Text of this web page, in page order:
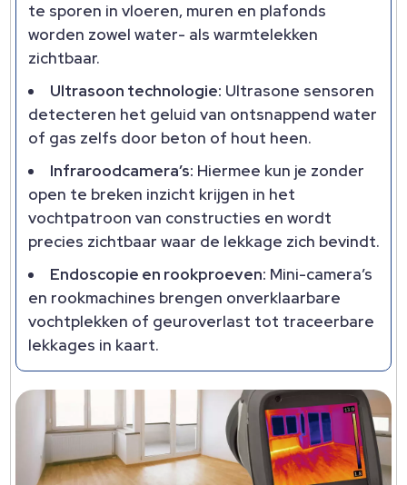
te sporen in vloeren, muren en plafonds
worden zowel water- als warmtelekken
zichtbaar.​
Ultrasoon technologie: Ultrasone sensoren
detecteren het geluid van ontsnappend water
of gas zelfs door beton of hout heen.​
Infraroodcamera’s: Hiermee kun je zonder
open te breken inzicht krijgen in het
vochtpatroon van constructies en wordt
precies zichtbaar waar de lekkage zich bevindt.​
Endoscopie en rookproeven: Mini-camera’s
en rookmachines brengen onverklaarbare
vochtplekken of geuroverlast tot traceerbare
lekkages in kaart.​